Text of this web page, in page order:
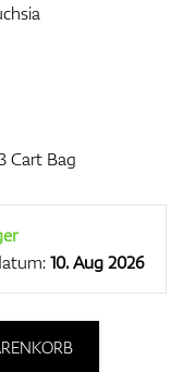
Cart Bag
10. Aug 2026